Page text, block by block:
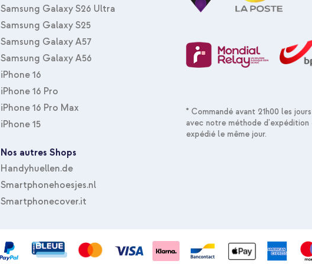
Samsung Galaxy S26 Ultra
Samsung Galaxy S25
Samsung Galaxy A57
Samsung Galaxy A56
iPhone 16
iPhone 16 Pro
iPhone 16 Pro Max
iPhone 15
Nos autres Shops
Handyhuellen.de
Smartphonehoesjes.nl
Smartphonecover.it
* Commandé avant 21h00 les
avec notre méthode d'expédition
expédié le même jour.